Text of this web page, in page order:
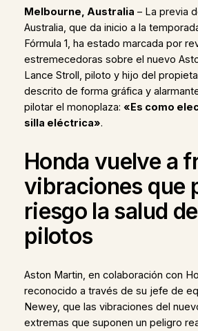
Melbourne, Australia – La previa
Australia, que da inicio a la
Fórmula 1, ha estado marcada por
estremecedoras sobre el nuevo
Lance Stroll, piloto y hijo del
descrito de forma gráfica y
pilotar el monoplaza: «Es como
silla eléctrica».
Honda vuelve a
vibraciones que
riesgo la salud
pilotos
Aston Martin, en colaboración con
reconocido a través de su jefe de
Newey, que las vibraciones del
extremas que suponen un peligro